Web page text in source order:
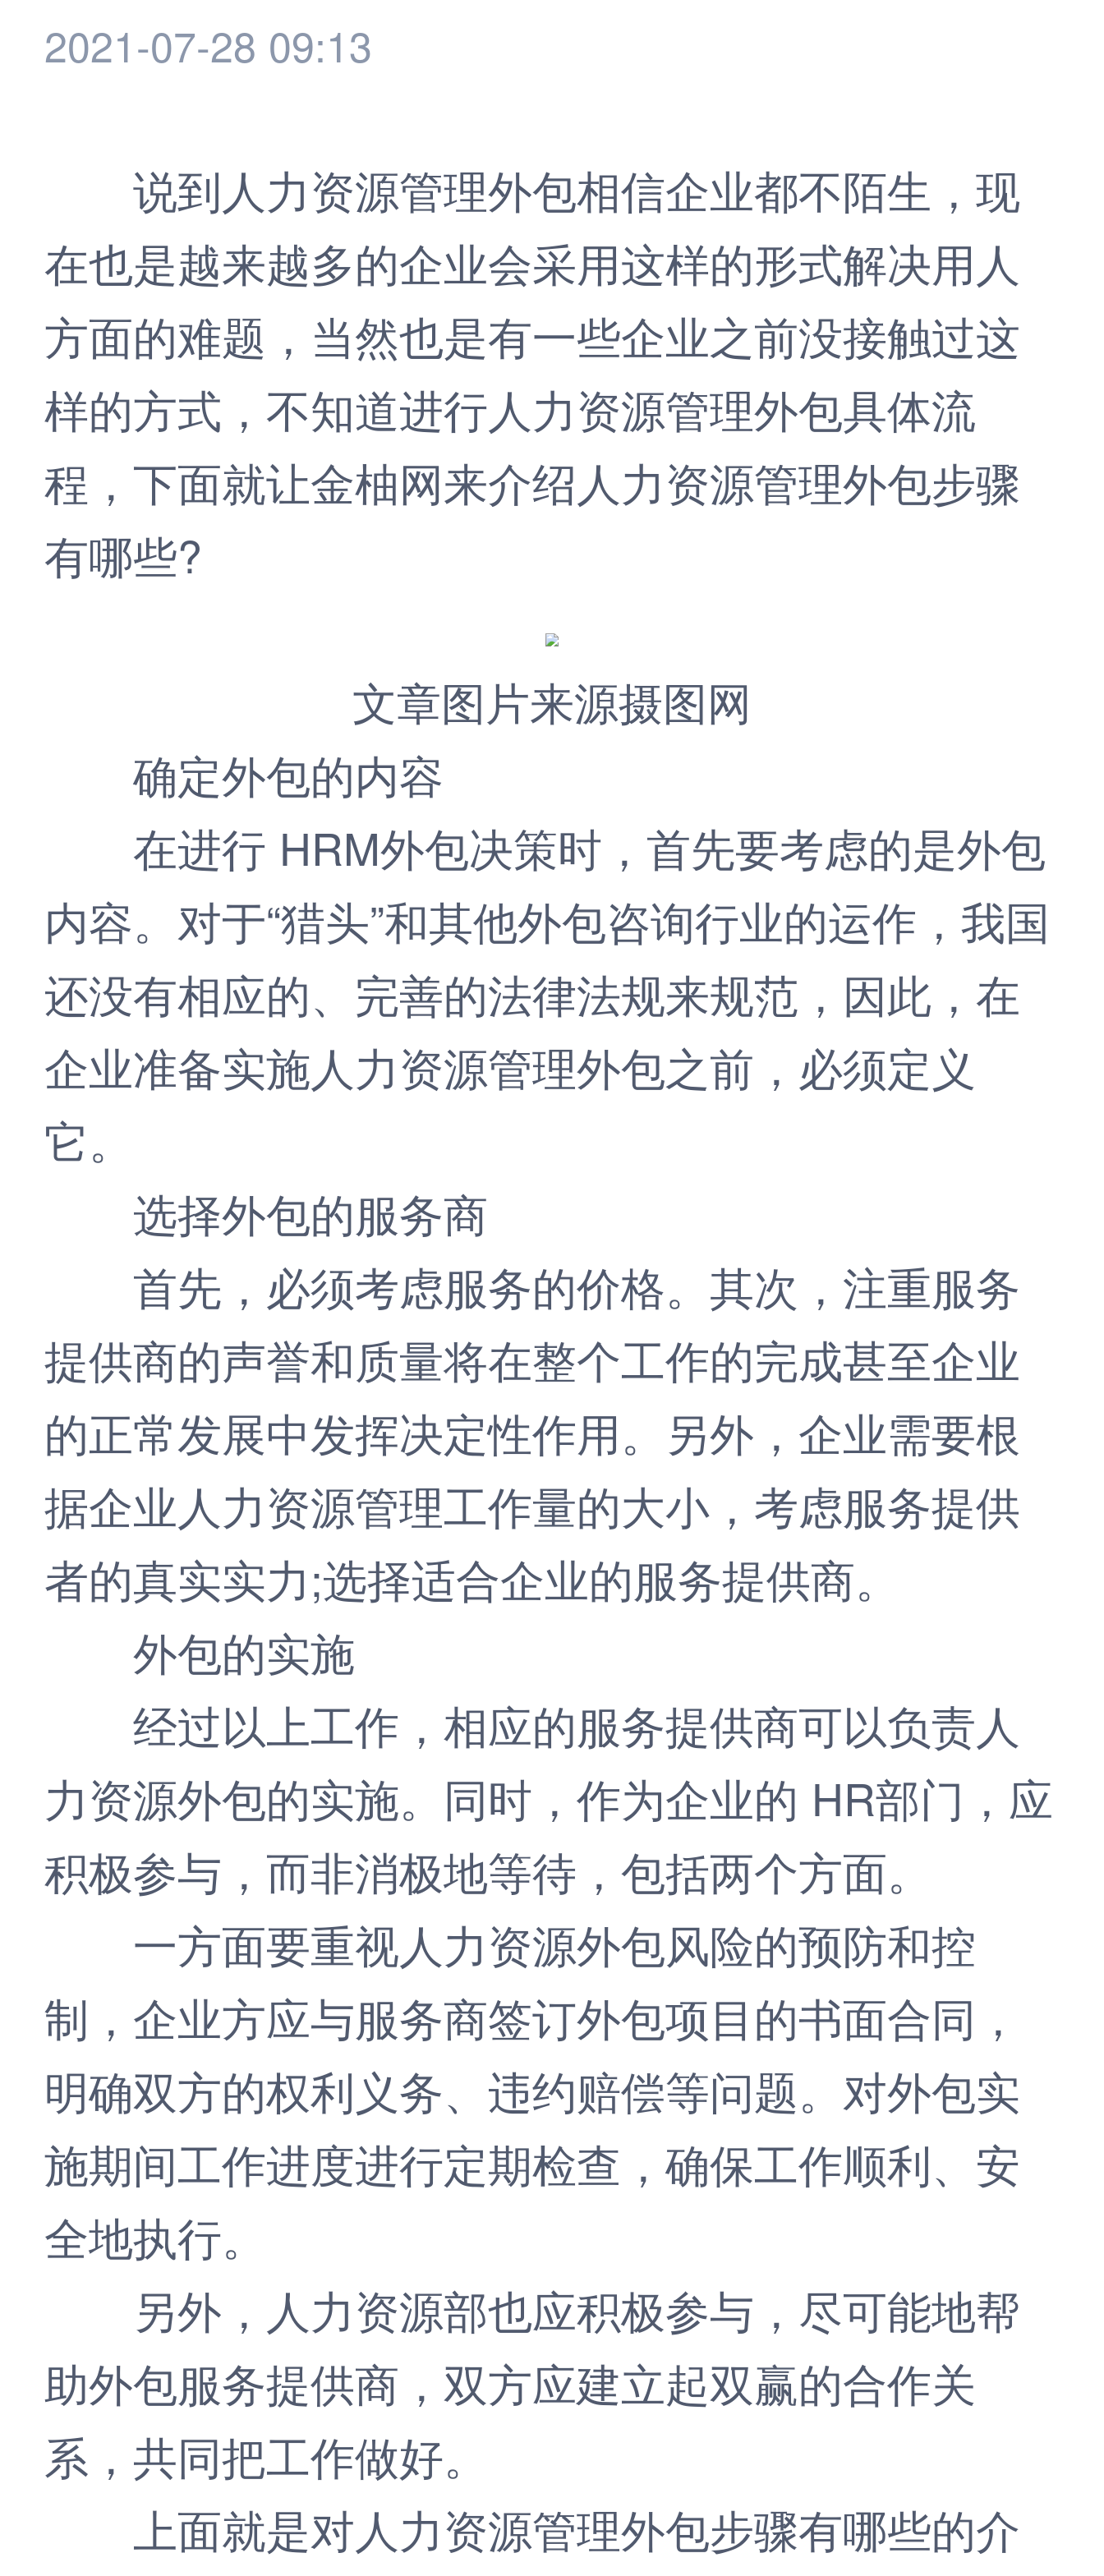
2021-07-28 09:13
说到人力资源管理外包相信企业都不陌生，现
在也是越来越多的企业会采用这样的形式解决用人
方面的难题，当然也是有一些企业之前没接触过这
样的方式，不知道进行人力资源管理外包具体流
程，下面就让金柚网来介绍人力资源管理外包步骤
有哪些?
文章图片来源摄图网
确定外包的内容
在进行 HRM外包决策时，首先要考虑的是外包
内容。对于“猎头”和其他外包咨询行业的运作，我国
还没有相应的、完善的法律法规来规范，因此，在
企业准备实施人力资源管理外包之前，必须定义
它。
选择外包的服务商
首先，必须考虑服务的价格。其次，注重服务
提供商的声誉和质量将在整个工作的完成甚至企业
的正常发展中发挥决定性作用。另外，企业需要根
据企业人力资源管理工作量的大小，考虑服务提供
者的真实实力;选择适合企业的服务提供商。
外包的实施
经过以上工作，相应的服务提供商可以负责人
力资源外包的实施。同时，作为企业的 HR部门，应
积极参与，而非消极地等待，包括两个方面。
一方面要重视人力资源外包风险的预防和控
制，企业方应与服务商签订外包项目的书面合同，
明确双方的权利义务、违约赔偿等问题。对外包实
施期间工作进度进行定期检查，确保工作顺利、安
全地执行。
另外，人力资源部也应积极参与，尽可能地帮
助外包服务提供商，双方应建立起双赢的合作关
系，共同把工作做好。
上面就是对人力资源管理外包步骤有哪些的介